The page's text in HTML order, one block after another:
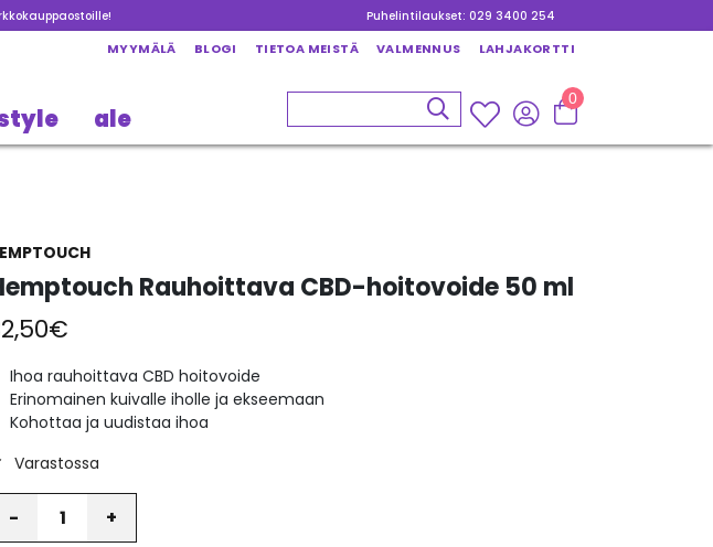
Puhelintilaukset: 029 3400 254
MYYMÄLÄ BLOGI TIETOA MEISTÄ VALMENNUS LAHJAKORTTI
ale
0
Rauhoittava CBD-hoitovoide 50 ml
€
Ihoa rauhoittava CBD hoitovoide
Erinomainen kuivalle iholle ja ekseemaan
Kohottaa ja uudistaa ihoa
Varastossa